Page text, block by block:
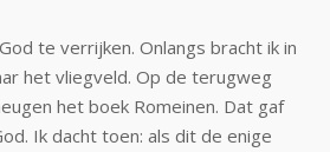
te verrijken. Onlangs bracht ik in
het vliegveld. Op de terugweg
het boek Romeinen. Dat gaf
Ik dacht toen: als dit de enige